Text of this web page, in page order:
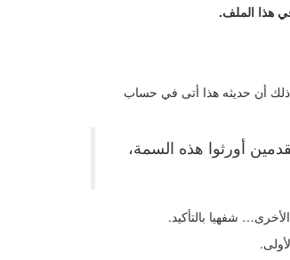
هذا الملف.
ذلك أن حديثه هذا أتى في حساب
أورثوا هذه السمة،
شفهيا بالتأكيد.